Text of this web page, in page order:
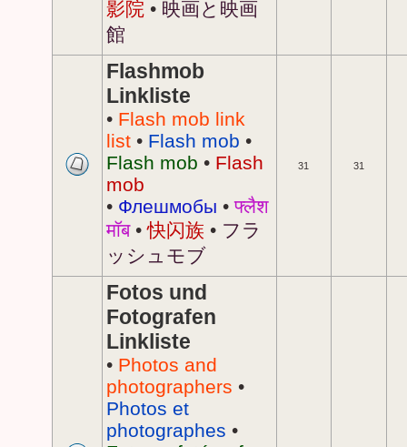
影院 • 映画と映画
館
Flashmob
Linkliste
• Flash mob link
list • Flash mob •
Flash mob • Flash
mob
• Флешмобы •फ्लैश
मॉब•快闪族 • フラ
ッシュモブ
31 31
Fotos und
Fotografen
Linkliste
• Photos and
photographers •
Photos et
photographes •